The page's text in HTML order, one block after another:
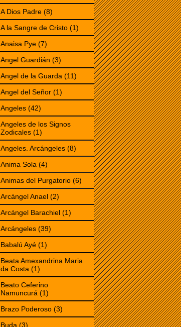
A Dios Padre (8)
A la Sangre de Cristo (1)
Anaisa Pye (7)
Angel Guardián (3)
Angel de la Guarda (11)
Angel del Señor (1)
Angeles (42)
Angeles de los Signos
Zodicales (1)
Angeles. Arcángeles (8)
Anima Sola (4)
Animas del Purgatorio (6)
Arcángel Anael (2)
Arcángel Barachiel (1)
Arcángeles (39)
Babalú Ayé (1)
Beata Amexandrina Maria
da Costa (1)
Beato Ceferino
Namuncurá (1)
Brazo Poderoso (3)
Buda (3)